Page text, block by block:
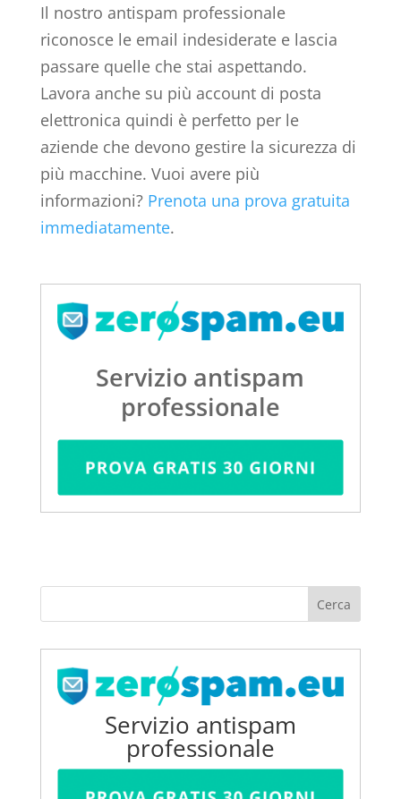
Il nostro antispam professionale
riconosce le email indesiderate e lascia
passare quelle che stai aspettando.
Lavora anche su più account di posta
elettronica quindi è perfetto per le
aziende che devono gestire la sicurezza di
più macchine. Vuoi avere più
informazioni? Prenota una prova gratuita
immediatamente.
Servizio antispam
professionale
Servizio antispam
professionale